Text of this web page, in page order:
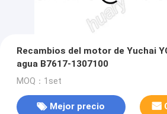
Recambios del motor de Yuchai
agua B7617-1307100
MOQ：1set
Mejor precio